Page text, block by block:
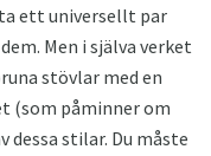
ett universellt par
Men i själva verket
stövlar med en
(som påminner om
dessa stilar. Du måste